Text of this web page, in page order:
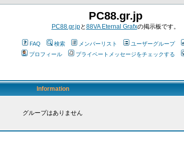
PC88.gr.jp
PC88.gr.jpと88VA Eternal Grafxの掲示板です。
FAQ 検索 メンバーリスト ユーザーグループ
プロフィール
プライベートメッセージをチェックする
Information
グループはありません